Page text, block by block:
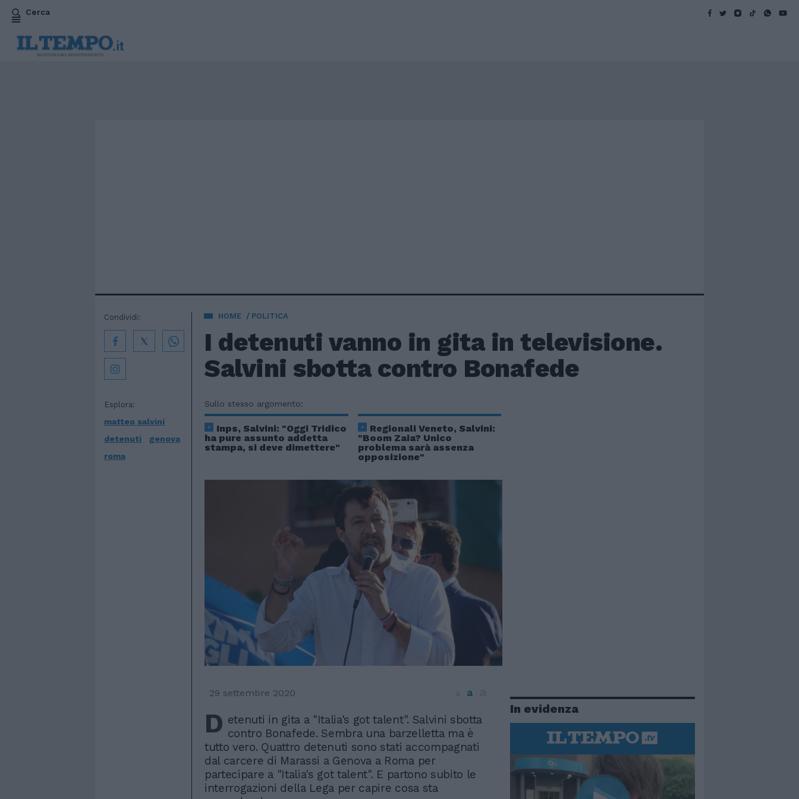
Cerca
HOME POLITICA
I detenuti vanno in gita in televisione.
Salvini sbotta contro Bonafede
Esplora:
matteo salvini
detenuti
genova
roma
Condividi:
Sullo stesso argomento:
Inps, Salvini: "Oggi Tridico
ha pure assunto addetta
stampa, si deve dimettere"
Regionali Veneto, Salvini:
"Boom Zaia? Unico
problema sarà assenza
opposizione"
29 settembre 2020 a
D etenuti in gita a "Italia's got talent". Salvini sbotta
contro Bonafede. Sembra una barzelletta ma è
tutto vero. Quattro detenuti sono stati accompagnati
dal carcere di Marassi a Genova a Roma per
partecipare a "Italia's got talent". E partono subito le
interrogazioni della Lega per capire cosa sta
In evidenza